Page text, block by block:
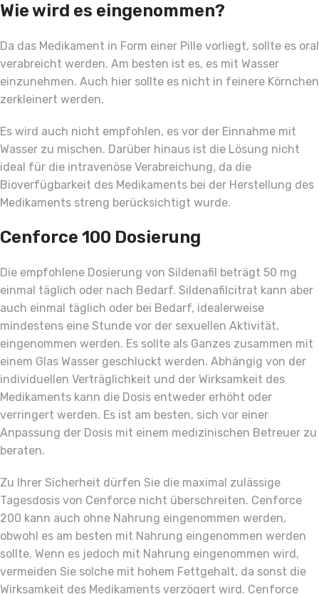
Wie wird es eingenommen?
Da das Medikament in Form einer Pille vorliegt, sollte es oral
verabreicht werden. Am besten ist es, es mit Wasser
einzunehmen. Auch hier sollte es nicht in feinere Körnchen
zerkleinert werden.
Es wird auch nicht empfohlen, es vor der Einnahme mit
Wasser zu mischen. Darüber hinaus ist die Lösung nicht
ideal für die intravenöse Verabreichung, da die
Bioverfügbarkeit des Medikaments bei der Herstellung des
Medikaments streng berücksichtigt wurde.
Cenforce 100 Dosierung
Die empfohlene Dosierung von Sildenafil beträgt 50 mg
einmal täglich oder nach Bedarf. Sildenafilcitrat kann aber
auch einmal täglich oder bei Bedarf, idealerweise
mindestens eine Stunde vor der sexuellen Aktivität,
eingenommen werden. Es sollte als Ganzes zusammen mit
einem Glas Wasser geschluckt werden. Abhängig von der
individuellen Verträglichkeit und der Wirksamkeit des
Medikaments kann die Dosis entweder erhöht oder
verringert werden. Es ist am besten, sich vor einer
Anpassung der Dosis mit einem medizinischen Betreuer zu
beraten.
Zu Ihrer Sicherheit dürfen Sie die maximal zulässige
Tagesdosis von Cenforce nicht überschreiten. Cenforce
200 kann auch ohne Nahrung eingenommen werden,
obwohl es am besten mit Nahrung eingenommen werden
sollte. Wenn es jedoch mit Nahrung eingenommen wird,
vermeiden Sie solche mit hohem Fettgehalt, da sonst die
Wirksamkeit des Medikaments verzögert wird. Cenforce